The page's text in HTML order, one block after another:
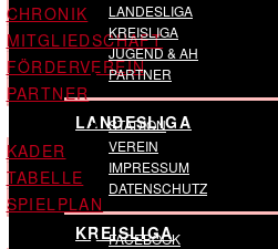
CHRONIK
MITGLIEDSCHAFT
FÖRDERVEREIN
PARTNER
LANDESLIGA
KADER
TABELLE
SPIELPLAN
KREISLIGA
LANDESLIGA
KREISLIGA
JUGEND & AH
PARTNER
STADION
VEREIN
IMPRESSUM
DATENSCHUTZ
FACEBOOK